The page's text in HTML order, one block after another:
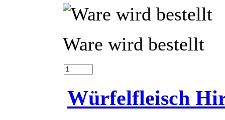
Ware wird bestellt
Würfelfleisch